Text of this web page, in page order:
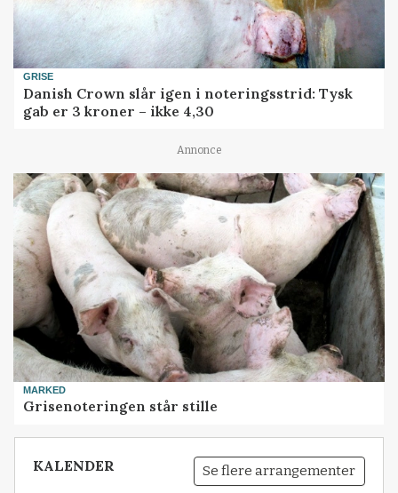
GRISE
Danish Crown slår igen i noteringsstrid: Tysk
gab er 3 kroner – ikke 4,30
Annonce
MARKED
Grisenoteringen står stille
KALENDER Se flere arrangementer